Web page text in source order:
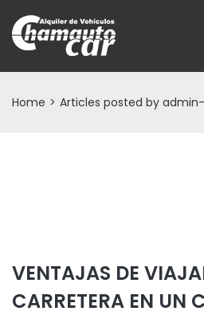
Home > Articles posted by
VENTAJAS DE
CARRETERA EN UN